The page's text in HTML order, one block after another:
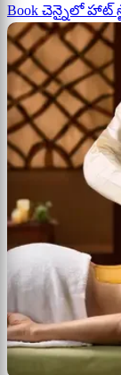
Book చెన్నైలో హాట్